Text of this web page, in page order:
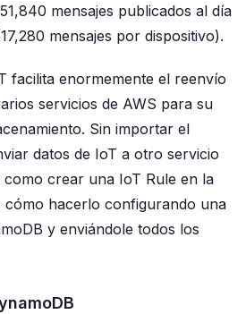
mensajes publicados al día
mensajes por dispositivo).
facilita enormemente el reenvío
servicios de AWS para su
Sin importar el
datos de IoT a otro servicio
como crear una IoT Rule en la
cómo hacerlo configurando una
y enviándole todos los